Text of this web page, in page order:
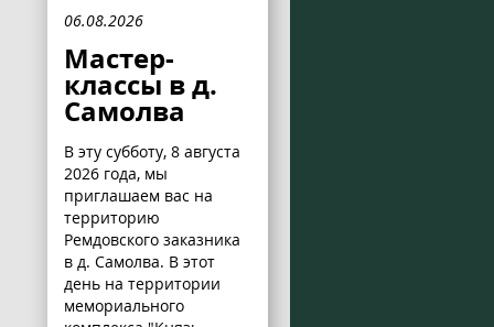
06.08.2026
Мастер-
классы в д.
Самолва
В эту субботу, 8 августа
2026 года, мы
приглашаем вас на
территорию
Ремдовского заказника
в д. Самолва. В этот
день на территории
мемориального